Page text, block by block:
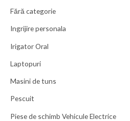
Fără categorie
Ingrijire personala
Irigator Oral
Laptopuri
Masini de tuns
Pescuit
Piese de schimb Vehicule Electrice